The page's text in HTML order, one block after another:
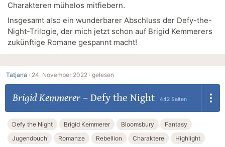
Charakteren mühelos mitfiebern.
Insgesamt also ein wunderbarer Abschluss der Defy-the-
Night-Trilogie, der mich jetzt schon auf Brigid Kemmerers
zukünftige Romane gespannt macht!
Tatjana · 24. November 2022 · gelesen
Brigid Kemmerer– Defy the Night 442 Seiten
Defy the Night Brigid Kemmerer Bloomsbury
Fantasy
Jugendbuch
Romanze Rebellion Charaktere Highlight